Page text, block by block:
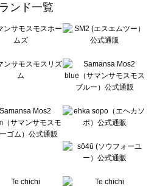
ーズ一覧
一覧
ク）のドレスシューズ一覧
レスシューズ一覧
のドレスシューズ一覧
シューズ一覧
ンド一覧